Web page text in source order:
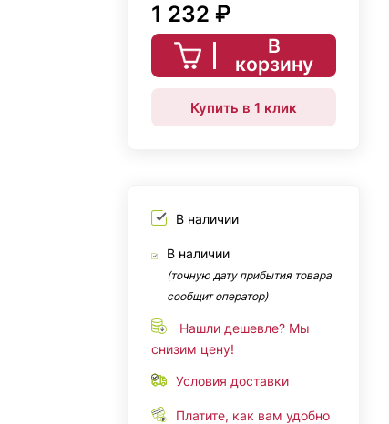
1 232 ₽
В
корзину
Купить в 1 клик
В наличии
В наличии
(точную дату прибытия товара
сообщит оператор)
Нашли дешевле? Мы
снизим цену!
Условия доставки
Платите, как вам удобно